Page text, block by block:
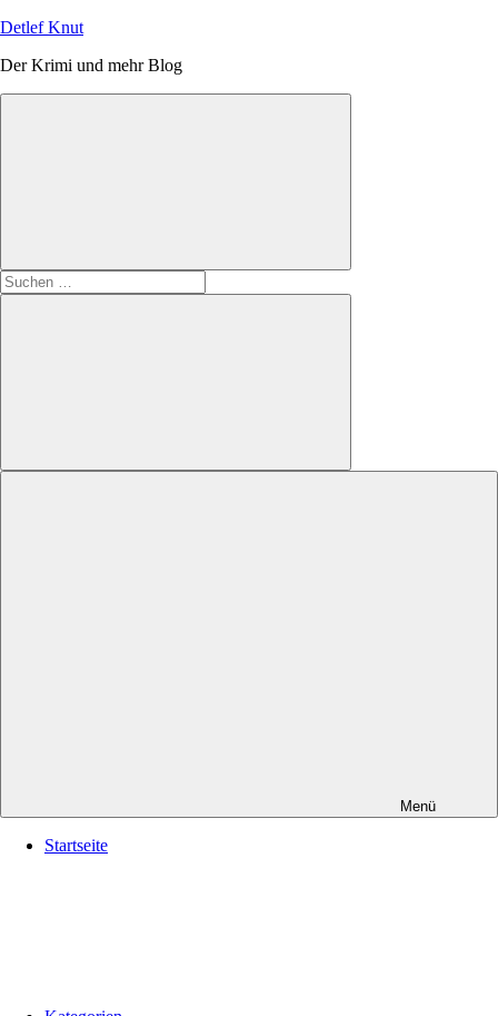
Zum
springen
Detlef Knut
Der Krimi und mehr Blog
Suchen
nach:
Suchen
Menü
Startseite